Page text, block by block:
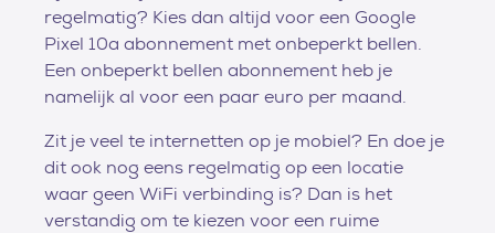
regelmatig? Kies dan altijd voor een Google
Pixel 10a abonnement met onbeperkt bellen.
Een onbeperkt bellen abonnement heb je
namelijk al voor een paar euro per maand.
Zit je veel te internetten op je mobiel? En doe je
dit ook nog eens regelmatig op een locatie
waar geen WiFi verbinding is? Dan is het
verstandig om te kiezen voor een ruime